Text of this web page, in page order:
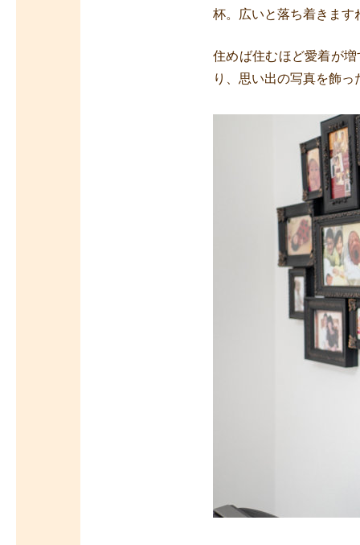
杯。広いと落ち着きます
住めば住むほど愛着が
り、思い出の写真を飾っ